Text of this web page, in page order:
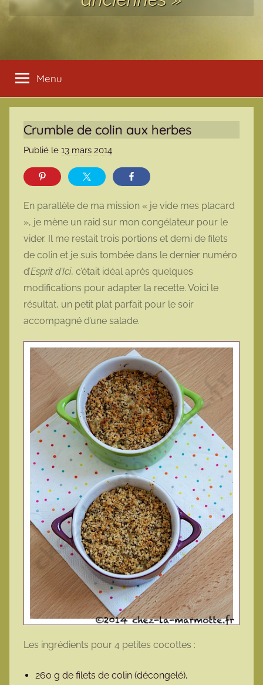
Menu
Crumble de colin aux herbes
Publié le 13 mars 2014
r
a
r
m
o
t
t
e
En parallèle de ma mission « je vide mes placard
», je mène un raid sur mon congélateur pour le
vider. Il me restait trois portions et demi de filets
de colin et je suis tombée dans le dernier numéro
d’Esprit d’Ici, c’était idéal après quelques
modifications pour adapter la recette. Voici le
résultat, un petit plat parfait pour le soir
accompagné d’une salade.
Les ingrédients pour 4 petites cocottes :
260 g de filets de colin (décongelé),